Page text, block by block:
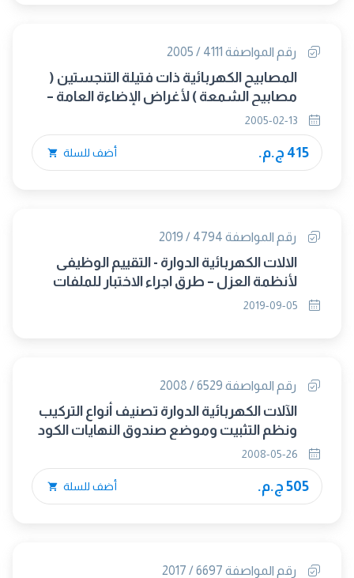
رقم المواصفة 4111 / 2005
المصابيح الكهربائية ذات فتيلة التنجستين (
مصابيح الشمعة ) لأغراض الإضاءة العامة –
المتطلبات العامة
415 ج.م. أضف للسلة
رقم المواصفة 4794 / 2019
الالات الكهربائية الدوارة - التقييم الوظيفى
لأنظمة العزل – طرق اجراء الاختبار للملفات
ذات السلك الملفوف التقييم الحرارى
رقم المواصفة 6529 / 2008
الآلات الكهربائية الدوارة تصنيف أنواع التركيب
ونظم التثبيت وموضع صندوق النهايات الكود
(IM)
505 ج.م. أضف للسلة
رقم المواصفة 6697 / 2017